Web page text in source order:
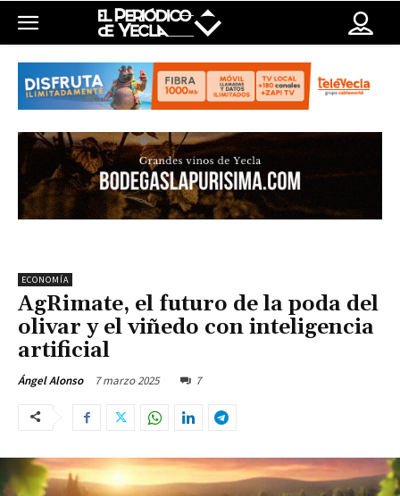
ECONOMÍA
AgRimate, el futuro de la poda del
olivar y el viñedo con inteligencia
artificial
Ángel Alonso 7 marzo 2025 7